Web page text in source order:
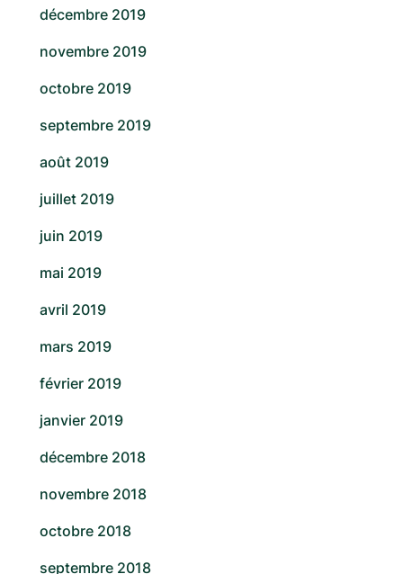
décembre 2019
novembre 2019
octobre 2019
septembre 2019
août 2019
juillet 2019
juin 2019
mai 2019
avril 2019
mars 2019
février 2019
janvier 2019
décembre 2018
novembre 2018
octobre 2018
septembre 2018